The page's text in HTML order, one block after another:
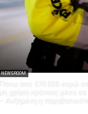
NEWSROOM
Πάνω από 570.000 ευρώ σε
μη χρήση κράνους μέσα σε
– Αυξημένη η